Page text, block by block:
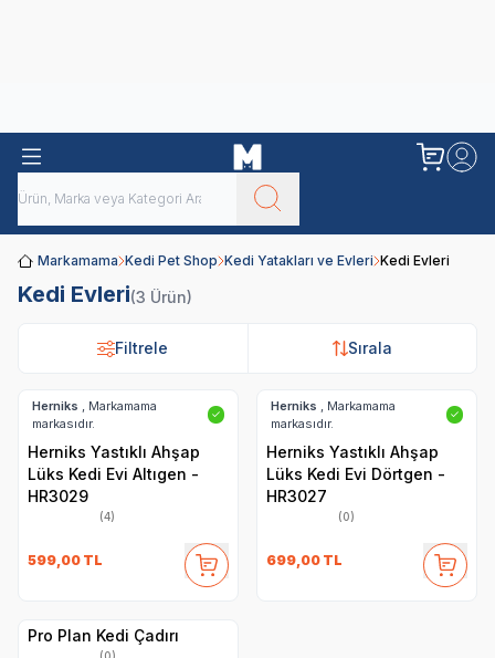
Markamama Kedi Pet Shop Kedi Yatakları ve Evleri Kedi Evleri
Kedi Evleri(3 Ürün)
Filtrele Sırala
Filtrele Sırala
Herniks
, Markamama
markasıdır.
✓
Herniks Yastıklı Ahşap
Lüks Kedi Evi Altıgen -
HR3029
(4)
599,00 TL
Herniks
, Markamama
markasıdır.
✓
Herniks Yastıklı Ahşap
Lüks Kedi Evi Dörtgen -
HR3027
(0)
699,00 TL
Pro Plan Kedi Çadırı